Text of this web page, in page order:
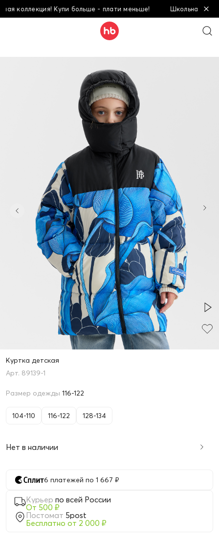
Купи больше - плати меньше! Школьная
Куртка детская
89139-1
Размер одежды 116-122
104-110 116-122 128-134
Нет в наличии
6 платежей по 1 667 ₽
Курьер по всей России
От 500 ₽
Постомат 5post
Бесплатно от 2 000 ₽